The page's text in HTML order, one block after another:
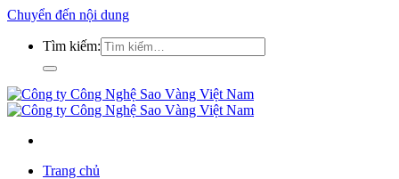
Chuyển đến nội dung
Tìm kiếm:
Trang chủ